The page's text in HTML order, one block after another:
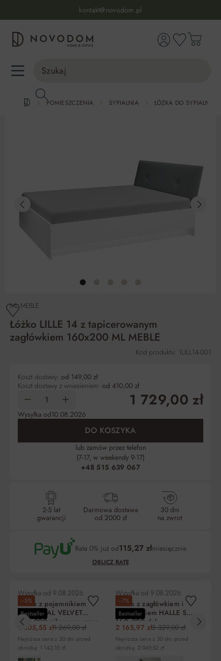
kontakt@novodom.pl
Dostawa z wniesieniem
30 dni na zwrot lub wymianę
98% zadowolonych klientów
POMIESZCZENIA SYPIALNIA ŁÓŻKA DO SYPIALNI
ML MEBLE
Łóżko LILLE 14 z tapicerowanym
zagłówkiem 160x200 ML MEBLE
Kod produktu: 1LILL14-001
Koszt dostawy: od 149,00 zł
Koszt dostawy z wniesieniem: od 410,00 zł
1 729,00 zł
Wysyłka od10.08.2026
DO KOSZYKA
lub zamów przez telefon
(7-17, w weekendy 9-17)
+48 515 639 067
2-5 lat
gwarancji
Darmowa dostawa
od 2000 zł
30 dni
na zwrot
Rata 0% już od115,27 złmiesięcznie
OBLICZ RATĘ
Liczba
rat
Miesięczna
rata
RRSO Do zapłaty
−5%
Bestseller
Wysyłka od 9.08.2026
Łóżko z pojemnikiem
MONTREAL VELVET
160x200 pikowane szare
Signal
1 205,55 zł1 269,00 zł
Najniższa cena z 30 dni przed
obniżką: 1 142,10 zł
−7%
Bestseller
Wysyłka od 9.08.2026
Łóżko z zagłówkiem i
pojemnikiem HALLE S
160x200 dąb
Wotan/czarne nogi
2 165,97 zł2 329,00 zł
Najniższa cena z 30 dni przed
obniżką: 2 049,52 zł